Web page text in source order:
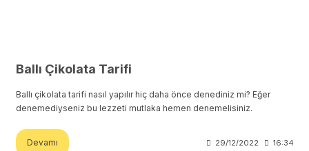
Ballı Çikolata Tarifi
Ballı çikolata tarifi nasıl yapılır hiç daha önce denediniz mi? Eğer
denemediyseniz bu lezzeti mutlaka hemen denemelisiniz.
Devamı 29/12/2022 16:34